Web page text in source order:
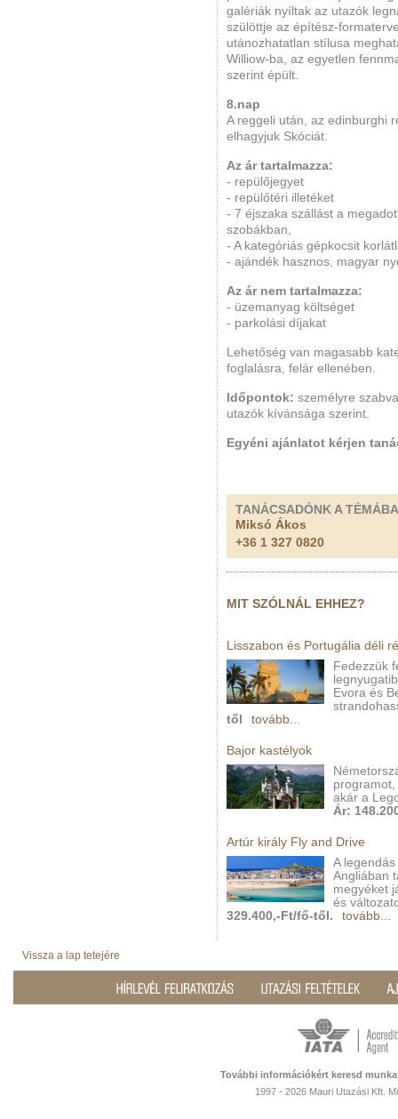
galériák nyíltak az utazók
szülöttje az építész-
utánozhatatlan stílusa
Williow-ba, az egyetlen
szerint épült.
8.nap
A reggeli után, az edinburghi
elhagyjuk Skóciát.
Az ár tartalmazza:
- repülőjegyet
- repülőtéri illetéket
- 7 éjszaka szállást a
szobákban,
- A kategóriás gépkocsit
- ajándék hasznos, magyar
Az ár nem tartalmazza:
- üzemanyag költséget
- parkolási díjakat
Lehetőség van magasabb
foglalásra, felár ellenében.
Időpontok: személyre
utazók kívánsága szerint.
Egyéni ajánlatot kérjen
TANÁCSADÓNK A
Miksó Ákos
+36 1 327 0820
MIT SZÓLNÁL EHHEZ?
Lisszabon és Portugália déli
Fedezzük
Evora és
től
tovább...
Bajor kastélyok
akár a
Ár:
Artúr király Fly and Drive
A
Angliában
megyéket
és
329.400,-Ft/fő-től.
tovább...
Vissza a lap tetejére
További információkért keresd
1997 - 2026 Mauri Utazási Kft.